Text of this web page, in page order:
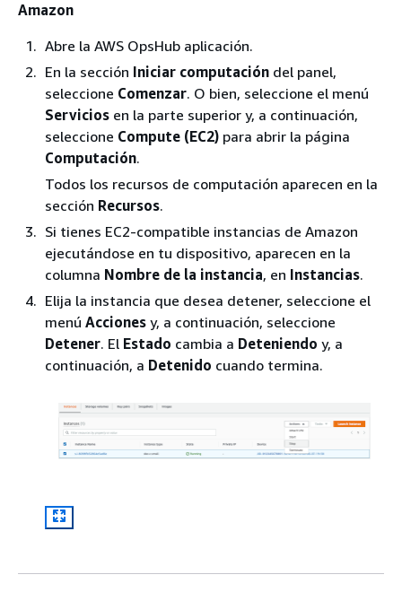
Amazon
Abre la AWS OpsHub aplicación.
En la sección Iniciar computación del panel,
seleccione Comenzar. O bien, seleccione el menú
Servicios en la parte superior y, a continuación,
seleccione Compute (EC2) para abrir la página
Computación.
Todos los recursos de computación aparecen en la
sección Recursos.
Si tienes EC2-compatible instancias de Amazon
ejecutándose en tu dispositivo, aparecen en la
columna Nombre de la instancia, en Instancias.
Elija la instancia que desea detener, seleccione el
menú Acciones y, a continuación, seleccione
Detener. El Estado cambia a Deteniendo y, a
continuación, a Detenido cuando termina.